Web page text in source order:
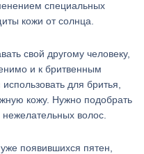
специальных
кожи от солнца.
свой другому человеку,
и к бритвенным
для бритья,
кожу. Нужно подобрать
волос.
появившихся пятен,